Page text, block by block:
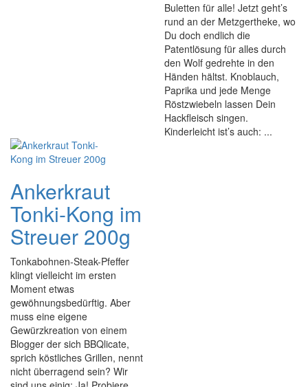
Buletten für alle! Jetzt geht’s
rund an der Metzgertheke, wo
Du doch endlich die
Patentlösung für alles durch
den Wolf gedrehte in den
Händen hältst. Knoblauch,
Paprika und jede Menge
Röstzwiebeln lassen Dein
Hackfleisch singen.
Kinderleicht ist’s auch: ...
Ankerkraut
Tonki-Kong im
Streuer 200g
Tonkabohnen-Steak-Pfeffer
klingt vielleicht im ersten
Moment etwas
gewöhnungsbedürftig. Aber
muss eine eigene
Gewürzkreation von einem
Blogger der sich BBQlicate,
sprich köstliches Grillen, nennt
nicht überragend sein? Wir